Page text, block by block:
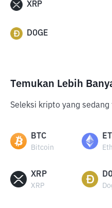
XRP
DOGE
Temukan Lebih
Seleksi kripto yang
BTC
Bitcoin
XRP
XRP